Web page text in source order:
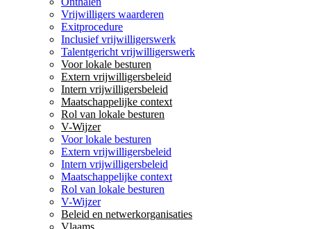
Vrijwilligers waarderen
Exitprocedure
Inclusief vrijwilligerswerk
Talentgericht vrijwilligerswerk
Voor lokale besturen
Extern vrijwilligersbeleid
Intern vrijwilligersbeleid
Maatschappelijke context
Rol van lokale besturen
V-Wijzer
Voor lokale besturen
Extern vrijwilligersbeleid
Intern vrijwilligersbeleid
Maatschappelijke context
Rol van lokale besturen
V-Wijzer
Beleid en netwerkorganisaties
Vlaams